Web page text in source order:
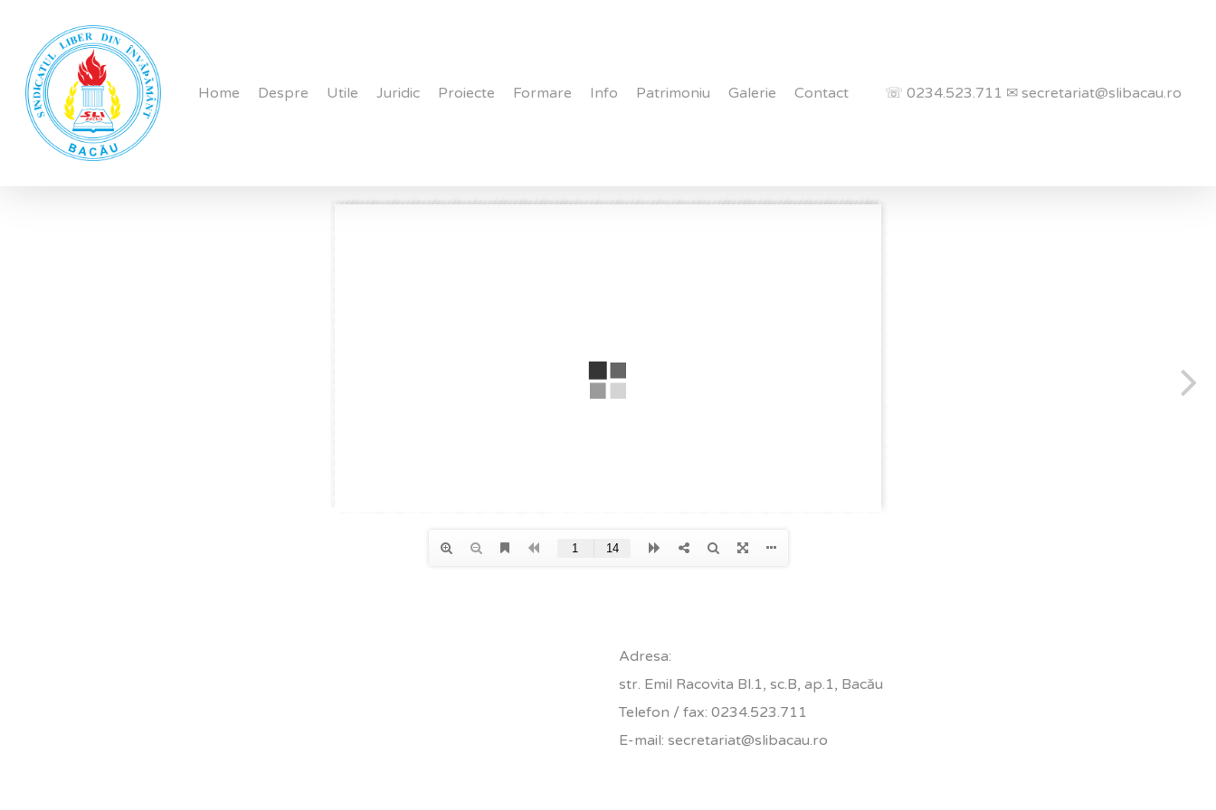
main
content
Home Despre Utile Juridic Proiecte Formare Info Patrimoniu Galerie Contact ☏ 0234.523.711 ✉ secretariat@slibacau.ro
Adresa:
str. Emil Racovita Bl.1, sc.B, ap.1, Bacău
Telefon / fax: 0234.523.711
E-mail: secretariat@slibacau.ro